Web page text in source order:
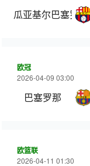
瓜亚基尔巴塞罗那
欧冠
2026-04-09 03:00
巴塞罗那
欧篮联
2026-04-11 01:30